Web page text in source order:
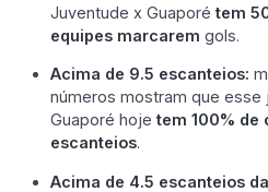
Juventude x Guaporétem
equipes marcarem gols.
Acima de 9.5 escanteios:
números mostram que
Guaporé hojetem 100% de
escanteios.
Acima de 4.5 escanteios